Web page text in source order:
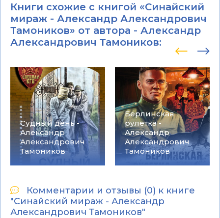
Книги схожие с книгой «Синайский
мираж - Александр Александрович
Тамоников» от автора - Александр
Александрович Тамоников:
Судный день -
Александр
Александрович
Тамоников
Берлинская
рулетка -
Александр
Александрович
Тамоников
Комментарии и отзывы (0) к книге
"Синайский мираж - Александр
Александрович Тамоников"